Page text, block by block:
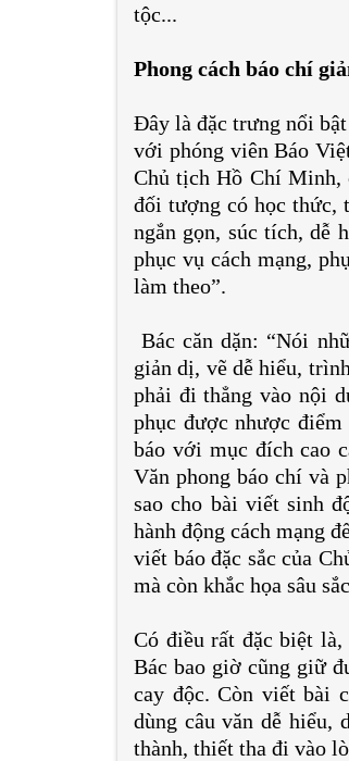
tộc...
Phong cách báo chí
Đây là đặc trưng nổi
với phóng viên Báo
Chủ tịch Hồ Chí Minh,
đối tượng có học thức,
ngắn gọn, súc tích, dễ
phục vụ cách mạng,
làm theo”.
Bác căn dặn: “Nói
giản dị, vẽ dễ hiểu,
phải đi thẳng vào nội
phục được nhược
báo với mục đích cao
Văn phong báo chí và
sao cho bài viết sinh
hành động cách mạng
viết báo đặc sắc của
mà còn khắc họa sâu
Có điều rất đặc biệt
Bác bao giờ cũng giữ
cay độc. Còn viết bài
dùng câu văn dễ hiểu,
thành, thiết tha đi vào